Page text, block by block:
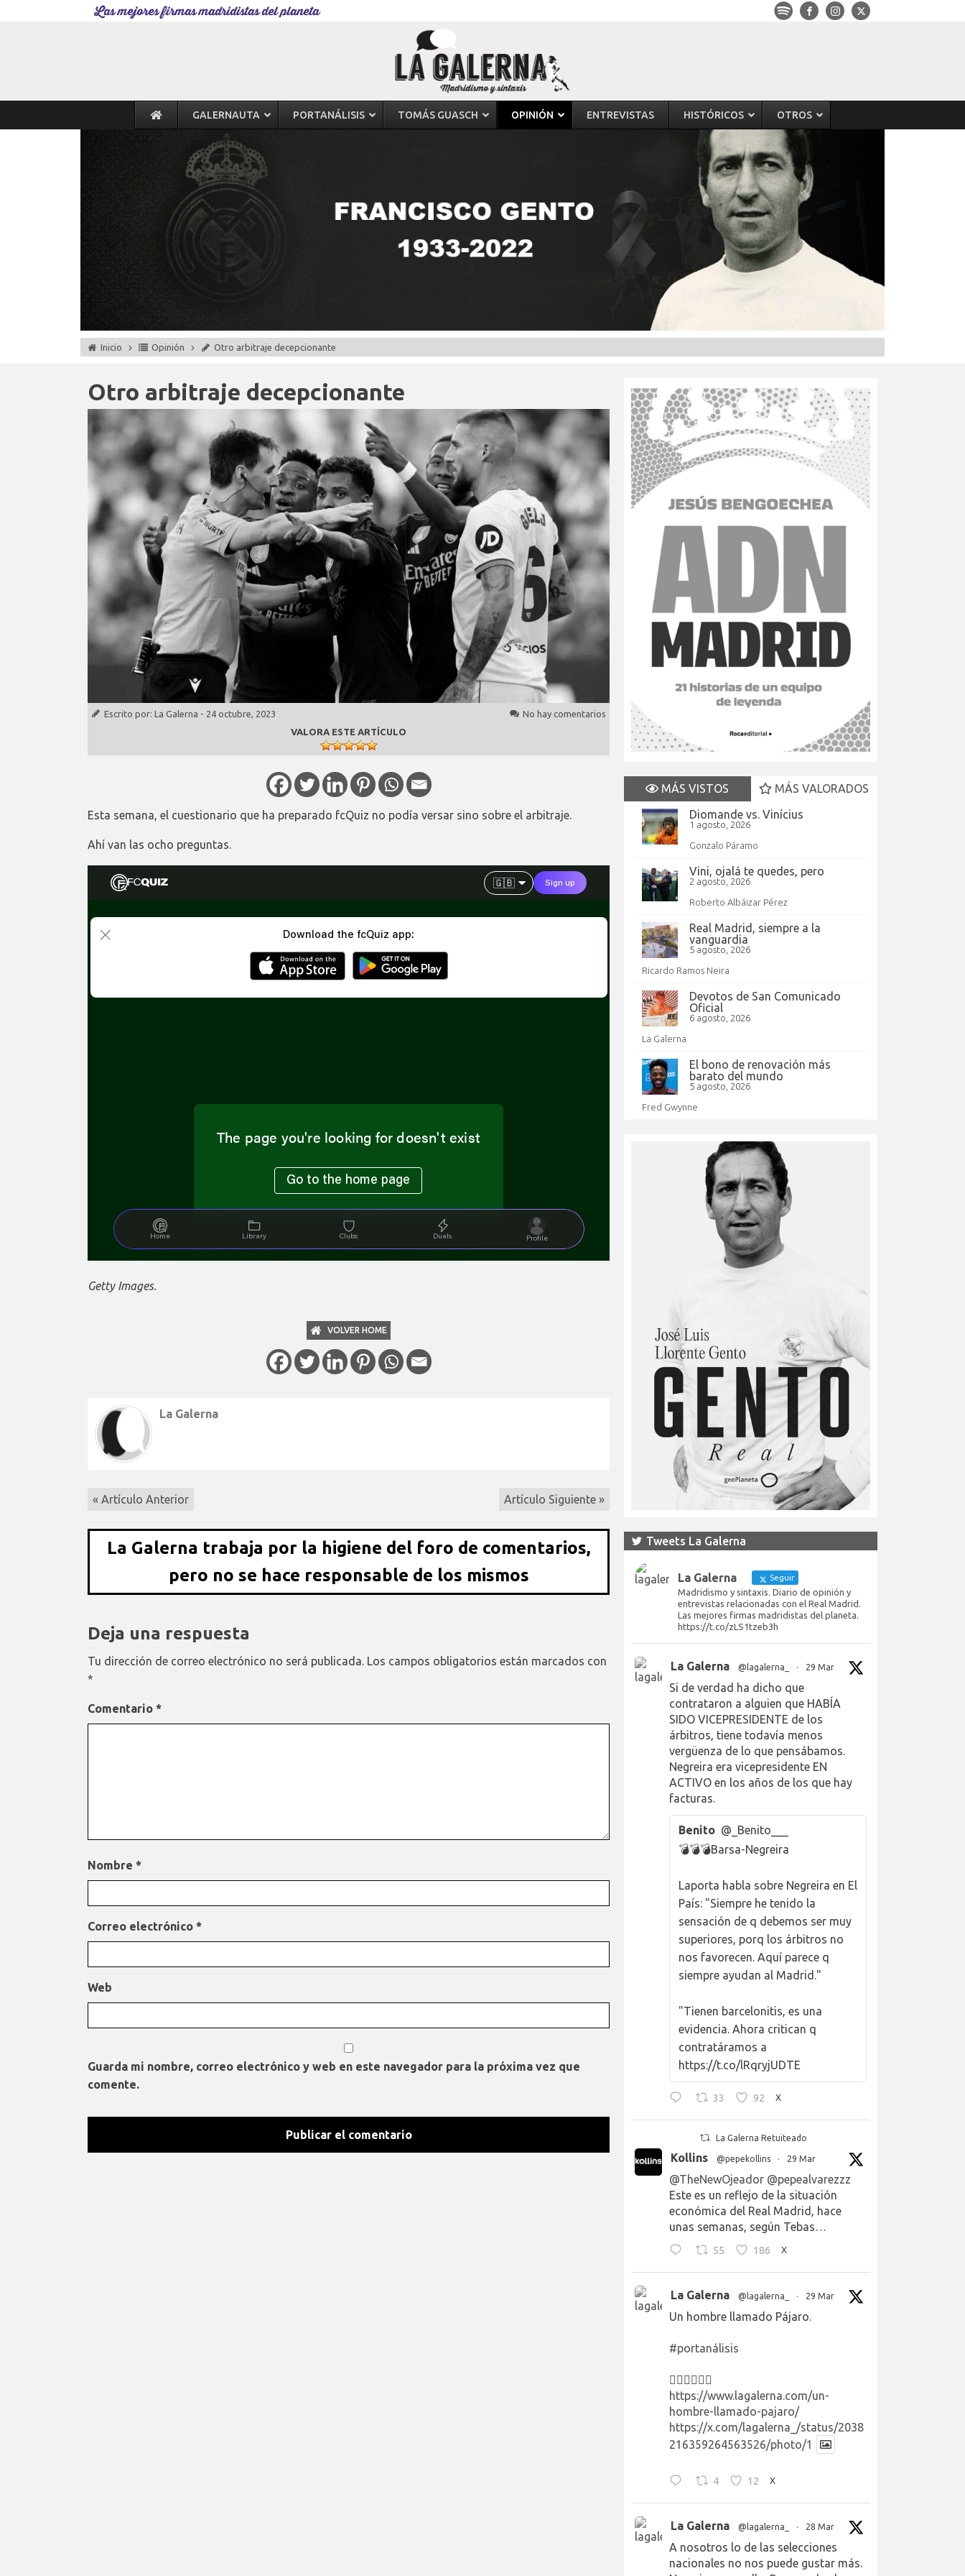
Las mejores firmas madridistas del planeta
GALERNAUTA PORTANÁLISIS TOMÁS GUASCH OPINIÓN ENTREVISTAS HISTÓRICOS OTROS
Inicio Opinión Otro arbitraje decepcionante
Otro arbitraje decepcionante
Escrito por: La Galerna - 24 octubre, 2023
No hay comentarios
VALORA ESTE ARTÍCULO
Esta semana, el cuestionario que ha preparado fcQuiz no podía versar sino sobre el arbitraje.
Ahí van las ocho preguntas.
Getty Images.
VOLVER HOME
La Galerna
« Artículo Anterior Artículo Siguiente »
La Galerna trabaja por la higiene del foro de comentarios,
pero no se hace responsable de los mismos
Deja una respuesta
Tu dirección de correo electrónico no será publicada. Los campos obligatorios están marcados con
*
Comentario *
Nombre *
Correo electrónico *
Web
Guarda mi nombre, correo electrónico y web en este navegador para la próxima vez que
comente.
MÁS VISTOS
MÁS VALORADOS
Diomande vs. Vinícius
1 agosto, 2026
Gonzalo Páramo
Vini, ojalá te quedes, pero
2 agosto, 2026
Roberto Albáizar Pérez
Real Madrid, siempre a la
vanguardia
5 agosto, 2026
Ricardo Ramos Neira
Devotos de San Comunicado
Oficial
6 agosto, 2026
La Galerna
El bono de renovación más
barato del mundo
5 agosto, 2026
Fred Gwynne
Tweets La Galerna
La Galerna Seguir
Madridismo y sintaxis. Diario de opinión y
entrevistas relacionadas con el Real Madrid.
Las mejores firmas madridistas del planeta.
https://t.co/zLS1tzeb3h
La Galerna @lagalerna_ · 29 Mar
Si de verdad ha dicho que
contrataron a alguien que HABÍA
SIDO VICEPRESIDENTE de los
árbitros, tiene todavía menos
vergüenza de lo que pensábamos.
Negreira era vicepresidente EN
ACTIVO en los años de los que hay
facturas.
Benito @_Benito___
💣💣💣Barsa-Negreira
Laporta habla sobre Negreira en El
País: "Siempre he tenido la
sensación de q debemos ser muy
superiores, porq los árbitros no
nos favorecen. Aquí parece q
siempre ayudan al Madrid."
"Tienen barcelonitis, es una
evidencia. Ahora critican q
contratáramos a
https://t.co/lRqryjUDTE
33 92 X
La Galerna Retuiteado
Kollins @pepekollins · 29 Mar
@TheNewOjeador @pepealvarezzz
Este es un reflejo de la situación
económica del Real Madrid, hace
unas semanas, según Tebas…
55 186 X
La Galerna @lagalerna_ · 29 Mar
Un hombre llamado Pájaro.
#portanálisis
👉🏻👉🏻👉🏻
https://www.lagalerna.com/un-
hombre-llamado-pajaro/
https://x.com/lagalerna_/status/2038
216359264563526/photo/1
4 12 X
La Galerna @lagalerna_ · 28 Mar
A nosotros lo de las selecciones
nacionales no nos puede gustar más.